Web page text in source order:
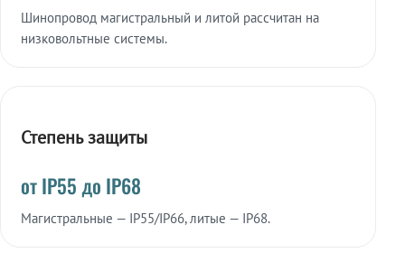
Шинопровод магистральный и литой рассчитан на
низковольтные системы.
Степень защиты
от IP55 до IP68
Магистральные — IP55/IP66, литые — IP68.